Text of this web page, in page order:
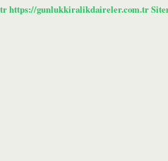
https://gunlukkiralikdaireler.com.tr